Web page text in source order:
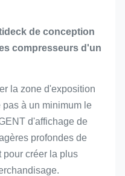
de conception
compresseurs d'un
la zone d'exposition
à un minimum le
d'affichage de
profondes de
pour créer la plus